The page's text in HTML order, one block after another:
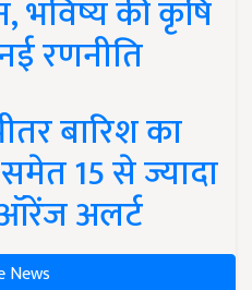
भविष्य की कृषि
रणनीति
बारिश का
15 से ज्यादा
अलर्ट
News